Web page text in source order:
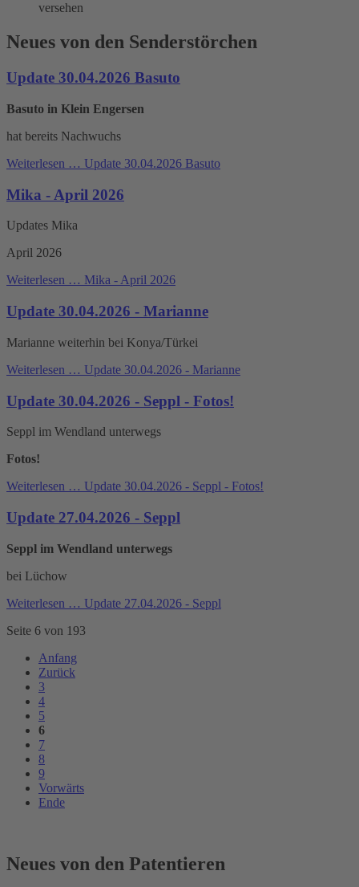
Neues von den Senderstörchen
Update 30.04.2026 Basuto
Basuto in Klein Engersen
hat bereits Nachwuchs
Weiterlesen … Update 30.04.2026 Basuto
Mika - April 2026
Updates Mika
April 2026
Weiterlesen … Mika - April 2026
Update 30.04.2026 - Marianne
Marianne weiterhin bei Konya/Türkei
Weiterlesen … Update 30.04.2026 - Marianne
Update 30.04.2026 - Seppl - Fotos!
Seppl im Wendland unterwegs
Fotos!
Weiterlesen … Update 30.04.2026 - Seppl - Fotos!
Update 27.04.2026 - Seppl
Seppl im Wendland unterwegs
bei Lüchow
Weiterlesen … Update 27.04.2026 - Seppl
Seite 6 von 193
Anfang
Zurück
3
4
5
6
7
8
9
Vorwärts
Ende
Neues von den Patentieren